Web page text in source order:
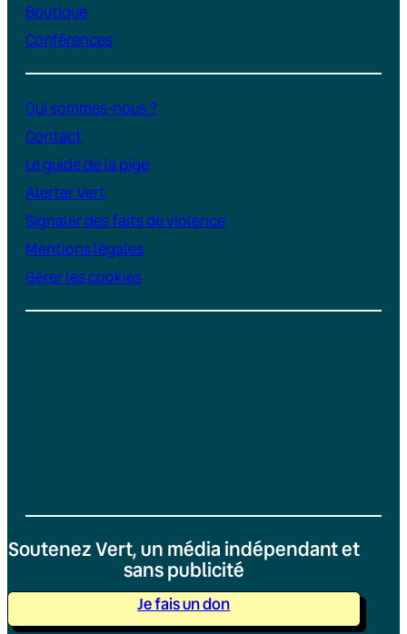
Boutique
Conférences
Qui sommes-nous ?
Contact
Le guide de la pige
Alerter Vert
Signaler des faits de violence
Mentions légales
Gérer les cookies
Soutenez Vert, un média indépendant et
sans publicité
Je fais un don